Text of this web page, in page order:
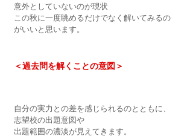
意外としていないのが現状
この秋に一度眺めるだけでなく解いてみるの
がいいと思います。
＜過去問を解くことの意図＞
自分の実力との差を感じられるのとともに、
志望校の出題意図や
出題範囲の濃淡が見えてきます。